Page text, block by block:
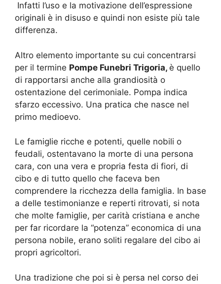
Infatti l’uso e la motivazione dell’espressione
originali è in disuso e quindi non esiste più tale
differenza.
Altro elemento importante su cui concentrarsi
per il termine Pompe Funebri Trigoria, è quello
di rapportarsi anche alla grandiosità o
ostentazione del cerimoniale. Pompa indica
sfarzo eccessivo. Una pratica che nasce nel
primo medioevo.
Le famiglie ricche e potenti, quelle nobili o
feudali, ostentavano la morte di una persona
cara, con una vera e propria festa di fiori, di
cibo e di tutto quello che faceva ben
comprendere la ricchezza della famiglia. In base
a delle testimonianze e reperti ritrovati, si nota
che molte famiglie, per carità cristiana e anche
per far ricordare la “potenza” economica di una
persona nobile, erano soliti regalare del cibo ai
propri agricoltori.
Una tradizione che poi si è persa nel corso dei